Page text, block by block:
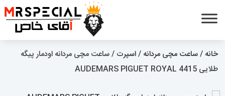
خانه /ساعت مچی مردانه /اسپرت / ساعت مچی مردانه اودمار پیگه
طلایی AUDEMARS PIGUET ROYAL 4415